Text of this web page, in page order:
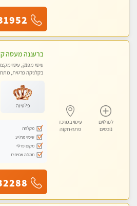
לפרטים
נוספים
עיסוי במרכז
פתח-תקוה
עיסוי מפנק, עיסוי
בקלניקה פרטית,
פלטינה
מקלחת
עיסוי מרגיע
מקום פרטי
תמונה אמיתית